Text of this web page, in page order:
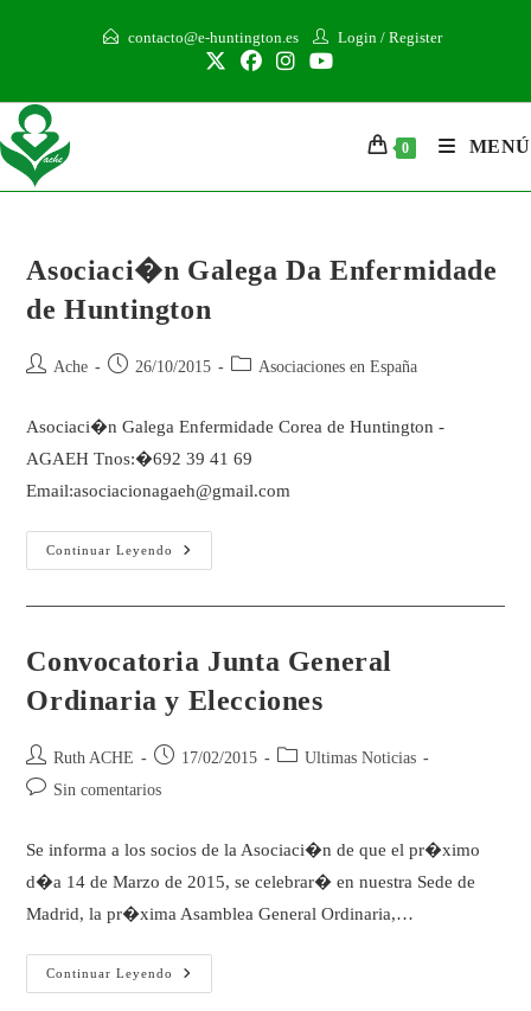
contacto@e-huntington.es Login / Register
0 MENÚ
Asociaci�n Galega Da Enfermidade
de Huntington
Ache 26/10/2015 Asociaciones en España
Asociaci�n Galega Enfermidade Corea de Huntington -
AGAEH Tnos:�692 39 41 69
Email:asociacionagaeh@gmail.com
Continuar Leyendo
Convocatoria Junta General
Ordinaria y Elecciones
Ruth ACHE 17/02/2015
Ultimas Noticias
Sin comentarios
Se informa a los socios de la Asociaci�n de que el pr�ximo
d�a 14 de Marzo de 2015, se celebrar� en nuestra Sede de
Madrid, la pr�xima Asamblea General Ordinaria,…
Continuar Leyendo